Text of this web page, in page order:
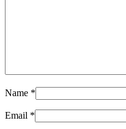
Name *
Email *